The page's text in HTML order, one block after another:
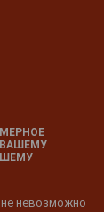
ВАШЕМУ
невозможно